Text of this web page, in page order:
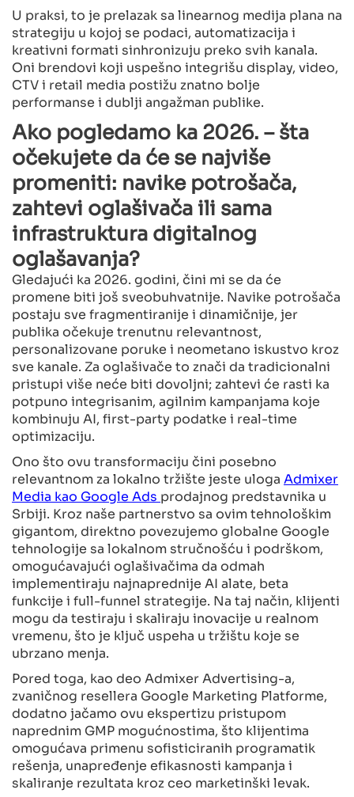
U praksi, to je prelazak sa linearnog medija plana na
strategiju u kojoj se podaci, automatizacija i
kreativni formati sinhronizuju preko svih kanala.
Oni brendovi koji uspešno integrišu display, video,
CTV i retail media postižu znatno bolje
performanse i dublji angažman publike.
Ako pogledamo ka 2026. – šta
očekujete da će se najviše
promeniti: navike potrošača,
zahtevi oglašivača ili sama
infrastruktura digitalnog
oglašavanja?
Gledajući ka 2026. godini, čini mi se da će
promene biti još sveobuhvatnije. Navike potrošača
postaju sve fragmentiranije i dinamičnije, jer
publika očekuje trenutnu relevantnost,
personalizovane poruke i neometano iskustvo kroz
sve kanale. Za oglašivače to znači da tradicionalni
pristupi više neće biti dovoljni; zahtevi će rasti ka
potpuno integrisanim, agilnim kampanjama koje
kombinuju AI, first-party podatke i real-time
optimizaciju.
Ono što ovu transformaciju čini posebno
relevantnom za lokalno tržište jeste uloga Admixer
Media kao Google Ads prodajnog predstavnika u
Srbiji. Kroz naše partnerstvo sa ovim tehnološkim
gigantom, direktno povezujemo globalne Google
tehnologije sa lokalnom stručnošću i podrškom,
omogućavajući oglašivačima da odmah
implementiraju najnaprednije AI alate, beta
funkcije i full-funnel strategije. Na taj način, klijenti
mogu da testiraju i skaliraju inovacije u realnom
vremenu, što je ključ uspeha u tržištu koje se
ubrzano menja.
Pored toga, kao deo Admixer Advertising-a,
zvaničnog resellera Google Marketing Platforme,
dodatno jačamo ovu ekspertizu pristupom
naprednim GMP mogućnostima, što klijentima
omogućava primenu sofisticiranih programatik
rešenja, unapređenje efikasnosti kampanja i
skaliranje rezultata kroz ceo marketinški levak.